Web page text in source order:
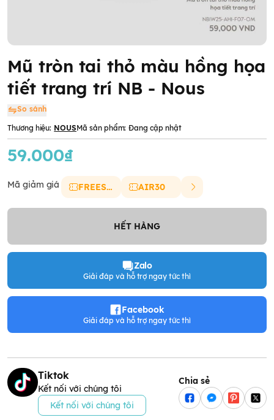
Mũ tròn tai thỏ màu hồng họa
tiết trang trí NB - Nous
So sánh
Thương hiệu: NOUSMã sản phẩm: Đang cập nhật
59.000₫
Mã giảm giá FREESHIP AIR30
HẾT HÀNG
Zalo
Giải đáp và hỗ trợ ngay tức thì
Facebook
Giải đáp và hỗ trợ ngay tức thì
Tiktok
Kết nối với chúng tôi
Kết nối với chúng tôi
Chia sẻ